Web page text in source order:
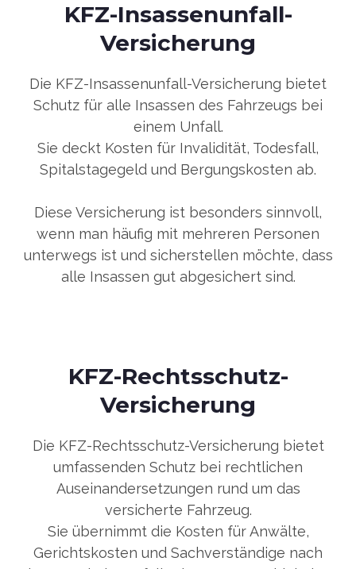
KFZ-Insassenunfall-
Versicherung
Die KFZ-Insassenunfall-Versicherung bietet
Schutz für alle Insassen des Fahrzeugs bei
einem Unfall.
Sie deckt Kosten für Invalidität, Todesfall,
Spitalstagegeld und Bergungskosten ab.
Diese Versicherung ist besonders sinnvoll,
wenn man häufig mit mehreren Personen
unterwegs ist und sicherstellen möchte, dass
alle Insassen gut abgesichert sind.
KFZ-Rechtsschutz-
Versicherung
Die KFZ-Rechtsschutz-Versicherung bietet
umfassenden Schutz bei rechtlichen
Auseinandersetzungen rund um das
versicherte Fahrzeug.
Sie übernimmt die Kosten für Anwälte,
Gerichtskosten und Sachverständige nach